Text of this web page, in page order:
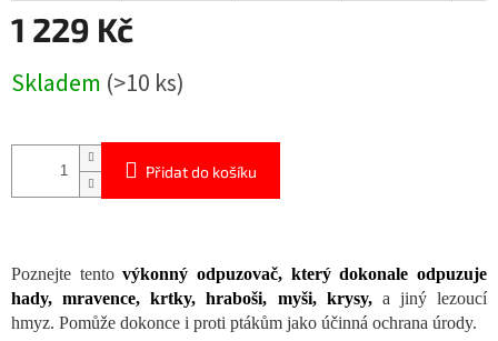
1 229 Kč
cena:
Skladem (>10 ks)
Přidat do košíku
Poznejte tentovýkonný odpuzovač, který dokonale odpuzuje
hady, mravence, krtky, hraboši, myši, krysy,a jiný lezoucí
hmyz. Pomůže dokonce i proti ptákům jako účinná ochrana úrody.